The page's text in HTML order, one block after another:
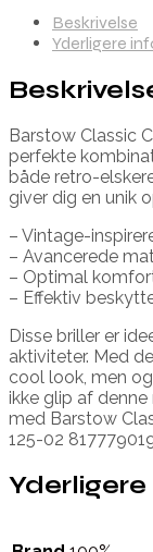
Beskrivelse
Yderligere
Barstow Classic
perfekte
både retro-
giver dig en unik
– Vintage-
– Avancerede
– Optimal
– Effektiv
Disse briller er
aktiviteter. Med
cool look, men
ikke glip af
med Barstow
125-02